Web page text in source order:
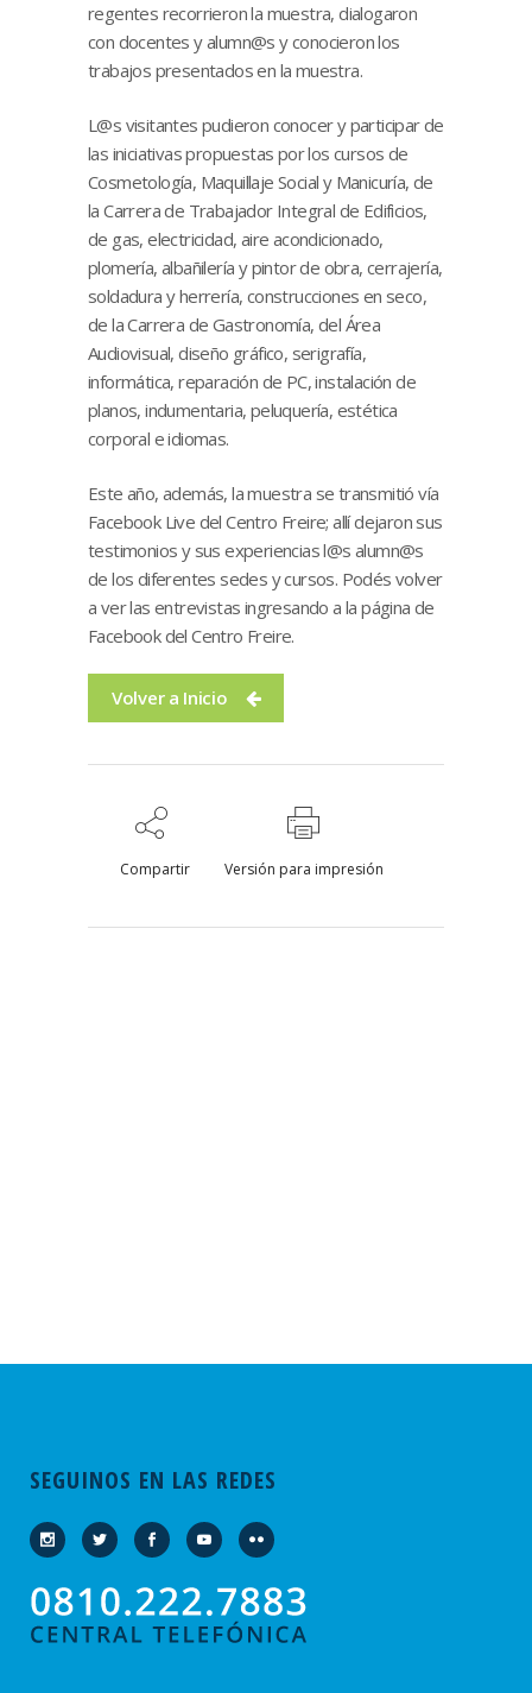
regentes recorrieron la muestra, dialogaron
con docentes y alumn@s y conocieron los
trabajos presentados en la muestra.
L@s visitantes pudieron conocer y participar de
las iniciativas propuestas por los cursos de
Cosmetología, Maquillaje Social y Manicuría, de
la Carrera de Trabajador Integral de Edificios,
de gas, electricidad, aire acondicionado,
plomería, albañilería y pintor de obra, cerrajería,
soldadura y herrería, construcciones en seco,
de la Carrera de Gastronomía, del Área
Audiovisual, diseño gráfico, serigrafía,
informática, reparación de PC, instalación de
planos, indumentaria, peluquería, estética
corporal e idiomas.
Este año, además, la muestra se transmitió vía
Facebook Live del Centro Freire; allí dejaron sus
testimonios y sus experiencias l@s alumn@s
de los diferentes sedes y cursos. Podés volver
a ver las entrevistas ingresando a la página de
Facebook del Centro Freire.
Volver a Inicio
Compartir Versión para impresión
SEGUINOS EN LAS REDES